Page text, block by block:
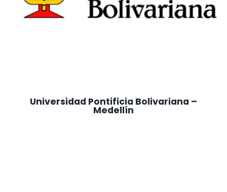
Universidad Pontificia Bolivariana –
Medellín